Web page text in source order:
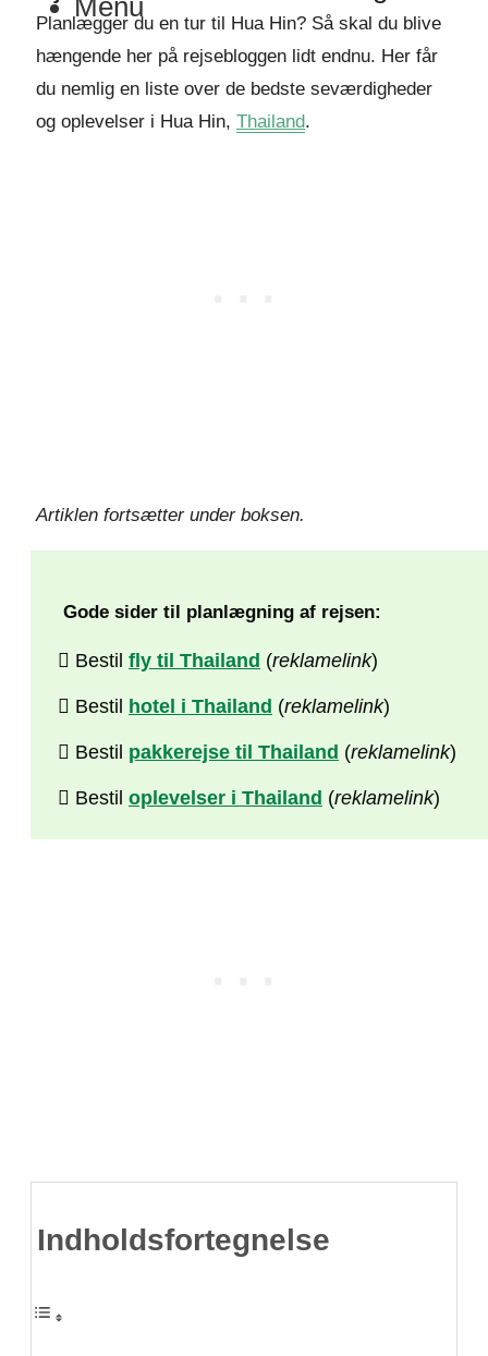
Menu
Planlægger du en tur til Hua Hin? Så skal du blive
hængende her på rejsebloggen lidt endnu. Her får
du nemlig en liste over de bedste seværdigheder
og oplevelser i Hua Hin, Thailand.
Artiklen fortsætter under boksen.
Gode sider til planlægning af rejsen:
Bestil fly til Thailand (reklamelink)
Bestil hotel i Thailand (reklamelink)
Bestil pakkerejse til Thailand (reklamelink)
Bestil oplevelser i Thailand (reklamelink)
Indholdsfortegnelse